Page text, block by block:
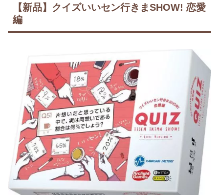
【新品】クイズいいセン行きまSHOW! 恋愛
編